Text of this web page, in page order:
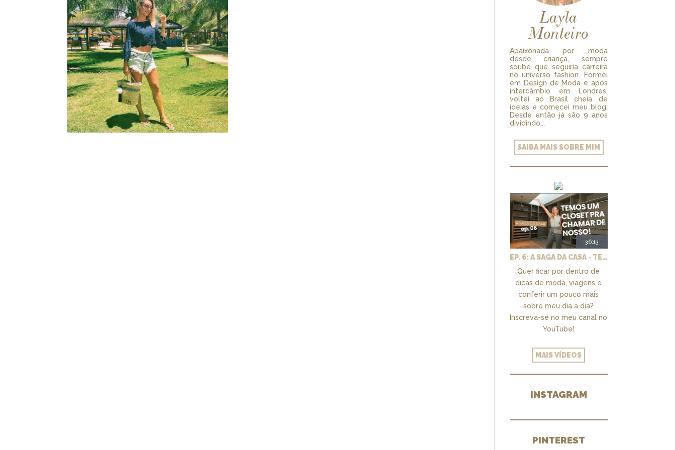
Layla
Monteiro
Apaixonada por moda
desde criança, sempre
soube que seguiria carreira
no universo fashion. Formei
em Design de Moda e após
intercâmbio em Londres,
voltei ao Brasil cheia de
ideias e comecei meu blog.
Desde então já são 9 anos
dividindo...
SAIBA MAIS SOBRE MIM
36:13
EP. 6: A SAGA DA CASA - TEMOS UM CLOSET PRA CHAMAR DE NOSSO + MARCENARIA E PAISAGISMO
Quer ficar por dentro de
dicas de moda, viagens e
conferir um pouco mais
sobre meu dia a dia?
Inscreva-se no meu canal no
YouTube!
MAIS VÍDEOS
INSTAGRAM
PINTEREST